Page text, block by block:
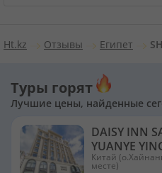
Ht.kz Отзывы Египет
Туры горят
Лучшие цены, найденные
DAISY INN
YUANYE
Китай
месте)